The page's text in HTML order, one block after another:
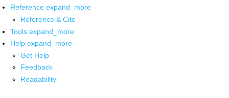
Reference expand_more
Reference & Cite
Tools expand_more
Help expand_more
Get Help
Feedback
Readability